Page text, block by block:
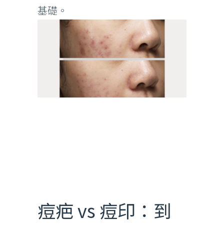
基礎。
痘疤 vs 痘印：到